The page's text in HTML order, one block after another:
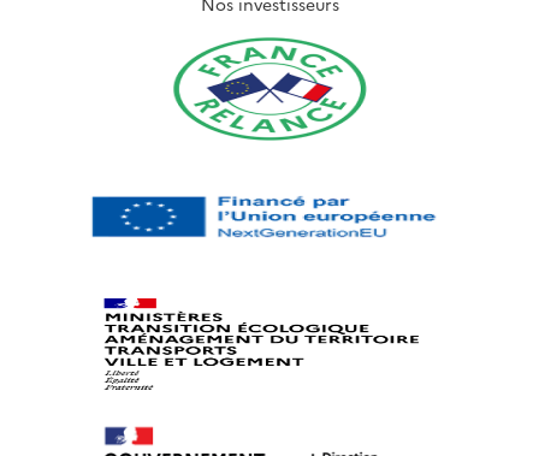
Nos investisseurs